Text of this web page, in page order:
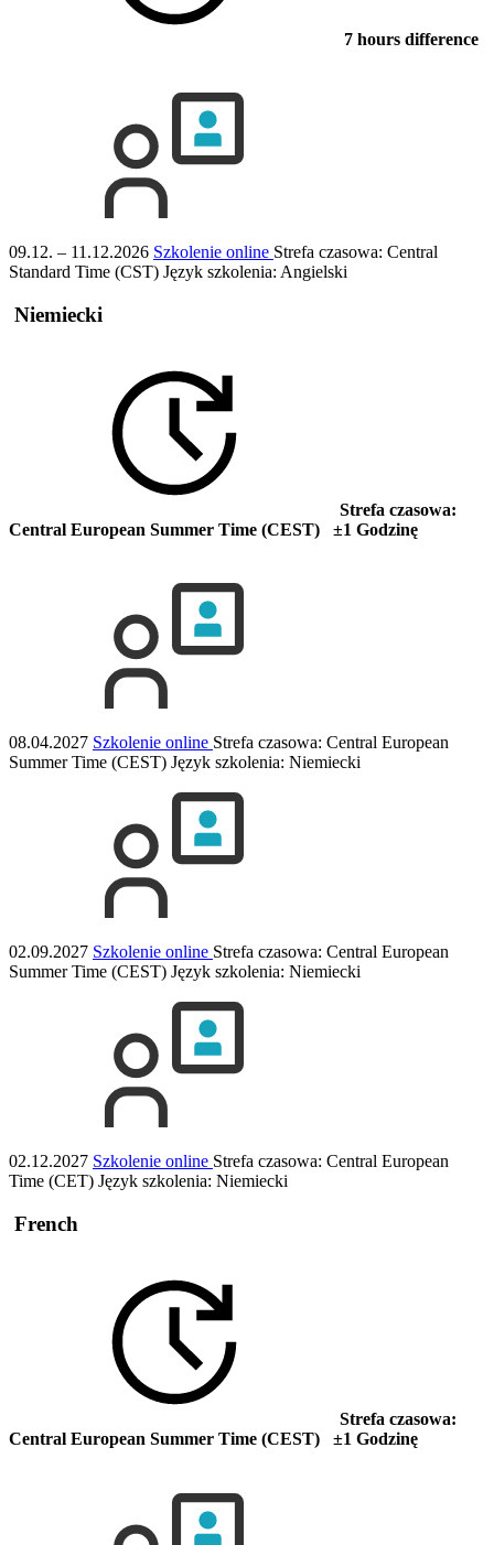
7 hours difference
09.12. – 11.12.2026 Szkolenie online Strefa czasowa: Central
Standard Time (CST) Język szkolenia: Angielski
Niemiecki
Strefa czasowa:
Central European Summer Time (CEST) ±1 Godzinę
08.04.2027 Szkolenie online Strefa czasowa: Central European
Summer Time (CEST) Język szkolenia: Niemiecki
02.09.2027 Szkolenie online Strefa czasowa: Central European
Summer Time (CEST) Język szkolenia: Niemiecki
02.12.2027 Szkolenie online Strefa czasowa: Central European
Time (CET) Język szkolenia: Niemiecki
French
Strefa czasowa:
Central European Summer Time (CEST) ±1 Godzinę